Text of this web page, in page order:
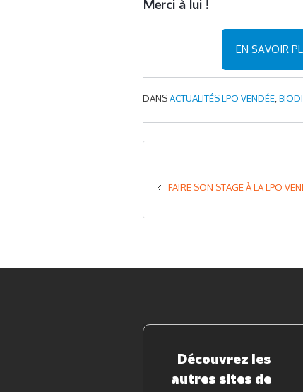
Merci à lui !
EN SAVOIR
DANSACTUALITÉS LPO VENDÉE,
FAIRE SON STAGE À LA LPO
Découvrez les
autres sites de